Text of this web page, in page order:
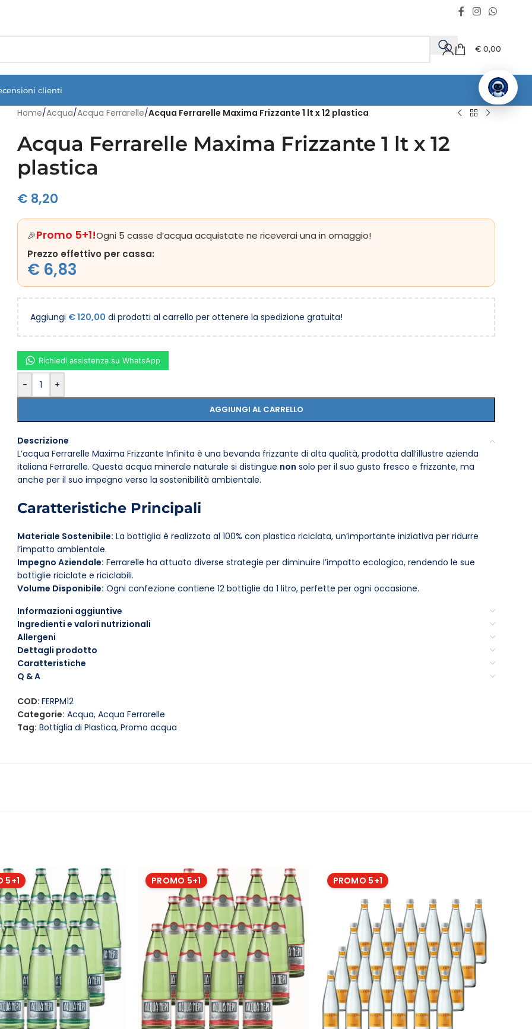
€ 0,00
clienti
Home/Acqua/Acqua Ferrarelle/Acqua Ferrarelle Maxima Frizzante 1 lt x 12 plastica
Acqua Ferrarelle Maxima Frizzante 1 lt x 12
plastica
€ 8,20
🎉Promo 5+1!Ogni 5 casse d’acqua acquistate ne riceverai una in omaggio!
Prezzo effettivo per cassa:
€ 6,83
Aggiungi €120,00 di prodotti al carrello per ottenere la spedizione gratuita!
- +
AGGIUNGI AL CARRELLO
Richiedi assistenza su WhatsApp
Descrizione
L’acqua Ferrarelle Maxima Frizzante Infinita è una bevanda frizzante di alta qualità, prodotta dall’illustre azienda
italiana Ferrarelle. Questa acqua minerale naturale si distingue non solo per il suo gusto fresco e frizzante, ma
anche per il suo impegno verso la sostenibilità ambientale.
Caratteristiche Principali
Materiale Sostenibile: La bottiglia è realizzata al 100% con plastica riciclata, un’importante iniziativa per ridurre
l’impatto ambientale.
Impegno Aziendale: Ferrarelle ha attuato diverse strategie per diminuire l’impatto ecologico, rendendo le sue
bottiglie riciclate e riciclabili.
Volume Disponibile: Ogni confezione contiene 12 bottiglie da 1 litro, perfette per ogni occasione.
ideale per dissetare e accompagnare i pasti.
Scelta Consapevole
Scegliere l’acqua Ferrarelle Maxima Frizzante Infinita significa optare per un prodotto che
desiderio di una bevanda frizzante, ma che contribuisce anche a un futuro più sostenibile. Riducendo l’uso di
Consumo Responsabile
Informazioni aggiuntive
Ingredienti e valori nutrizionali
Allergeni
Dettagli prodotto
Caratteristiche
Q & A
COD:FERPM12
Categorie: Acqua, Acqua Ferrarelle
Tag: Bottiglia di Plastica, Promo acqua
5+1 PROMO 5+1 PROMO 5+1